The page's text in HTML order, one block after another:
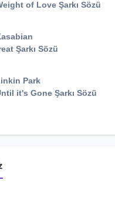
of Love Şarkı Sözü
Şarkı Sözü
Park
it's Gone Şarkı Sözü